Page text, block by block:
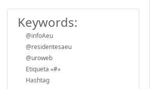
Keywords:
@infoAeu
@residentesaeu
@uroweb
Etiqueta «#»
Hashtag